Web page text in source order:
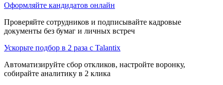
Оформляйте кандидатов онлайн
Проверяйте сотрудников и подписывайте кадровые
документы без бумаг и личных встреч
Ускорьте подбор в 2 раза с Talantix
Автоматизируйте сбор откликов, настройте воронку,
собирайте аналитику в 2 клика